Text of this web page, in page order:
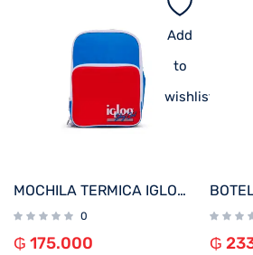
Add
to
wishlist
MOCHILA TERMICA IGLOO 12 LATAS RETRO ROJO/AZUL 63075
0
₲ 175.000 ₲